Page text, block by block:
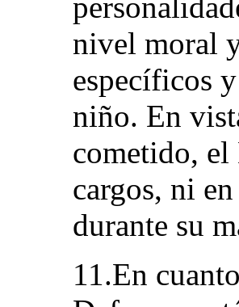
nivel moral
específicos
niño. En
cometido, el
cargos, ni
durante su
11.En